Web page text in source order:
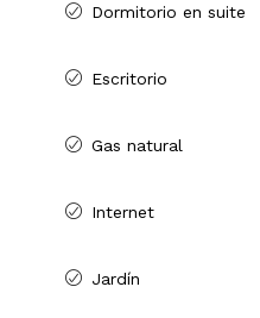
Dormitorio en suite
Escritorio
Gas natural
Internet
Jardín